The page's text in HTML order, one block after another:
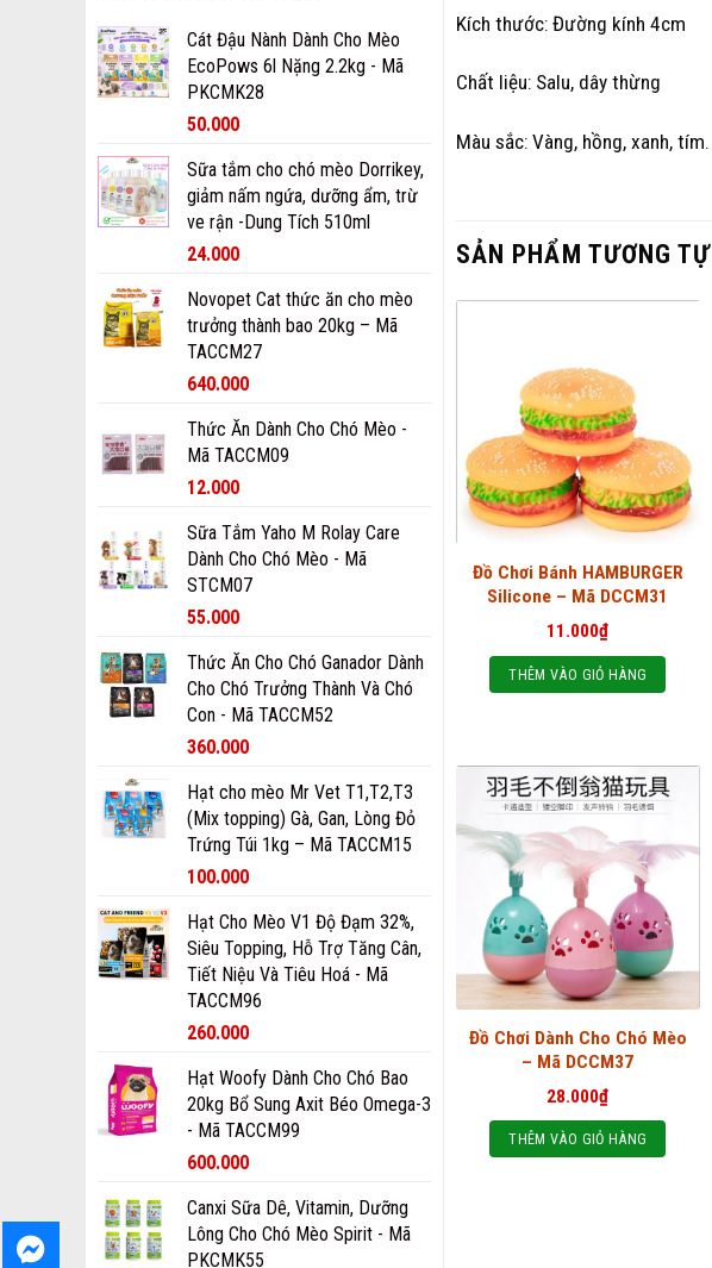
Cát Đậu Nành Dành Cho Mèo
EcoPows 6l Nặng 2.2kg - Mã
PKCMK28
50.000
Sữa tắm cho chó mèo Dorrikey,
giảm nấm ngứa, dưỡng ẩm, trừ
ve rận -Dung Tích 510ml
24.000
Novopet Cat thức ăn cho mèo
trưởng thành bao 20kg – Mã
TACCM27
640.000
Thức Ăn Dành Cho Chó Mèo -
Mã TACCM09
12.000
Sữa Tắm Yaho M Rolay Care
Dành Cho Chó Mèo - Mã
STCM07
55.000
Thức Ăn Cho Chó Ganador Dành
Cho Chó Trưởng Thành Và Chó
Con - Mã TACCM52
360.000
Hạt cho mèo Mr Vet T1,T2,T3
(Mix topping) Gà, Gan, Lòng Đỏ
Trứng Túi 1kg – Mã TACCM15
100.000
Hạt Cho Mèo V1 Độ Đạm 32%,
Siêu Topping, Hỗ Trợ Tăng Cân,
Tiết Niệu Và Tiêu Hoá - Mã
TACCM96
260.000
Hạt Woofy Dành Cho Chó Bao
20kg Bổ Sung Axit Béo Omega-3
- Mã TACCM99
600.000
Canxi Sữa Dê, Vitamin, Dưỡng
Lông Cho Chó Mèo Spirit - Mã
PKCMK55
Kích thước: Đường kính 4cm
Chất liệu: Salu, dây thừng
Màu sắc: Vàng, hồng, xanh, tím.
SẢN PHẨM TƯƠNG TỰ
Đồ Chơi Bánh HAMBURGER
Silicone – Mã DCCM31
11.000₫
THÊM VÀO GIỎ HÀNG
Đồ Chơi Dành Cho Chó Mèo
– Mã DCCM37
28.000₫
THÊM VÀO GIỎ HÀNG